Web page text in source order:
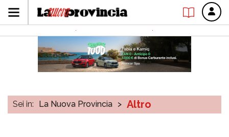
Sei in: La Nuova Provincia > Altro